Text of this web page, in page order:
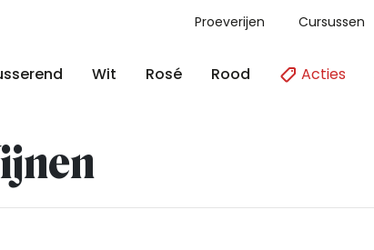
Proeverijen Cursussen
Wit Rosé Rood Acties